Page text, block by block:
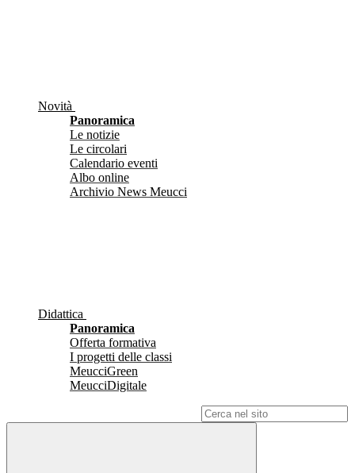
Novità
Panoramica
Le notizie
Le circolari
Calendario eventi
Albo online
Archivio News Meucci
Didattica
Panoramica
Offerta formativa
I progetti delle classi
MeucciGreen
MeucciDigitale